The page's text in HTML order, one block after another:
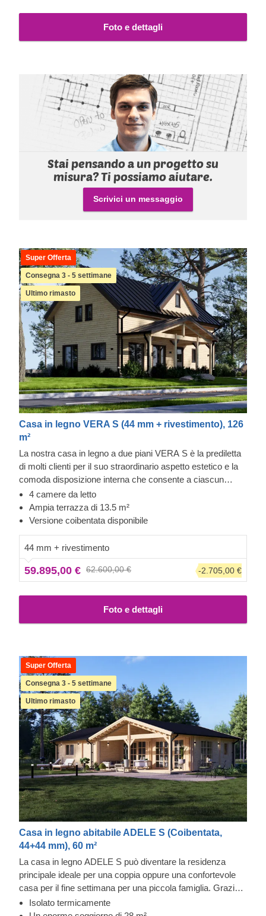
Foto e dettagli
Stai pensando a un progetto su
misura? Ti possiamo aiutare.
Scrivici un messaggio
Super Offerta
Consegna 3 - 5 settimane
Ultimo rimasto
Casa in legno VERA S (44 mm + rivestimento), 126
m²
La nostra casa in legno a due piani VERA S è la prediletta
di molti clienti per il suo straordinario aspetto estetico e la
comoda disposizione interna che consente a ciascun
membro della famiglia o agli ospiti di godere della propria
privacy. Un altro punto forte di questo modello è la
splendida terrazza coperta di 13,5 m² che offre la
propri cari. Importante: l'aspetto di questo determinato
modello potrebbe variare rispetto alla versione
standard. Alcuni accessori aggiuntivi, ad esempio,
potrebbero essere inclusi: facci sapere se desideri
ricevere maggiori informazioni.
4 camere da letto
Ampia terrazza di 13.5 m²
Versione coibentata disponibile
44 mm + rivestimento
59.895,00 € 62.600,00 € -2.705,00 €
Foto e dettagli
Super Offerta
Consegna 3 - 5 settimane
Ultimo rimasto
Casa in legno abitabile ADELE S (Coibentata,
44+44 mm), 60 m²
La casa in legno ADELE S può diventare la residenza
principale ideale per una coppia oppure una confortevole
casa per il fine settimana per una piccola famiglia. Grazie
alla sua disposizione estremamente funzionale, con due
camere da letto su un lato e un ampio soggiorno con
Isolato termicamente